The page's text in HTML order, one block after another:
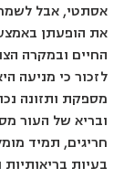
אסתטי, אבל
את הופעתן
החיים ובמקרה
לזכור כי מניעה
מספקת ותזונה
ובריא של העור
חריגים, תמיד
בעיות